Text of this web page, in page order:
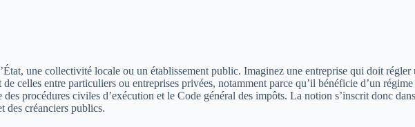
une collectivité locale ou un établissement public. Imaginez une entreprise qui doit
celles entre particuliers ou entreprises privées, notamment parce qu’il bénéficie d’un
procédures civiles d’exécution et le Code général des impôts. La notion s’inscrit donc
des créanciers publics.